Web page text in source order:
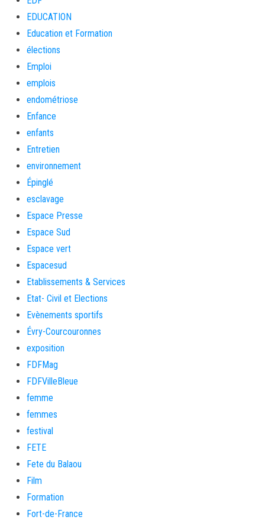
EDUCATION
Education et Formation
élections
Emploi
emplois
endométriose
Enfance
enfants
Entretien
environnement
Épinglé
esclavage
Espace Presse
Espace Sud
Espace vert
Espacesud
Etablissements & Services
Etat- Civil et Elections
Evènements sportifs
Évry-Courcouronnes
exposition
FDFMag
FDFVilleBleue
femme
femmes
festival
FETE
Fete du Balaou
Film
Formation
Fort-de-France